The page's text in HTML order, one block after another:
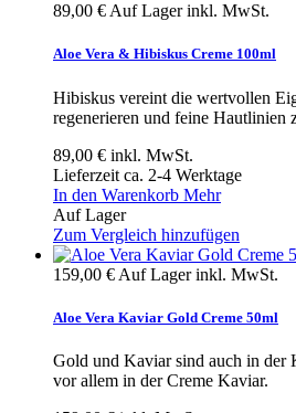
89,00 € Auf Lagerinkl. MwSt.
Aloe Vera & Hibiskus Creme 100ml
Hibiskus vereint die wertvollen
regenerieren und feine Hautlinien
89,00 € inkl. MwSt.
Lieferzeit ca. 2-4 Werktage
In den Warenkorb Mehr
Auf Lager
Zum Vergleich hinzufügen
159,00 € Auf Lagerinkl. MwSt.
Aloe Vera Kaviar Gold Creme 50ml
Gold und Kaviar sind auch in der
vor allem in der Creme Kaviar.